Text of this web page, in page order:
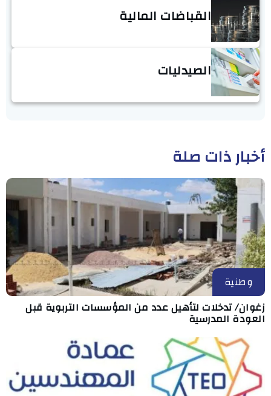
القباضات المالية
الصيدليات
أخبار ذات صلة
وطنية
زغوان/ تدخلات لتأهيل عدد من المؤسسات التربوية قبل
العودة المدرسية